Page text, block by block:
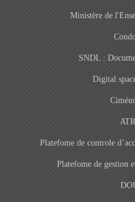
Ministère de
SNDL :
Digital
Platefome de controle
Platefome de gestion